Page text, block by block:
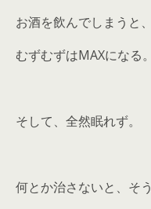
お酒を飲んでしまうと、
むずむずはMAXになる。
そして、全然眠れず。
何とか治さないと、そう